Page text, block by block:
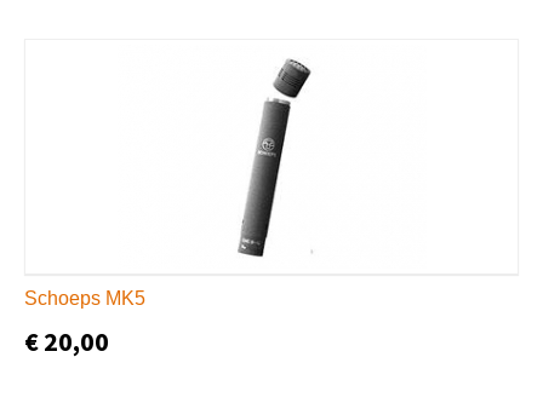
Schoeps MK5
€ 20,00